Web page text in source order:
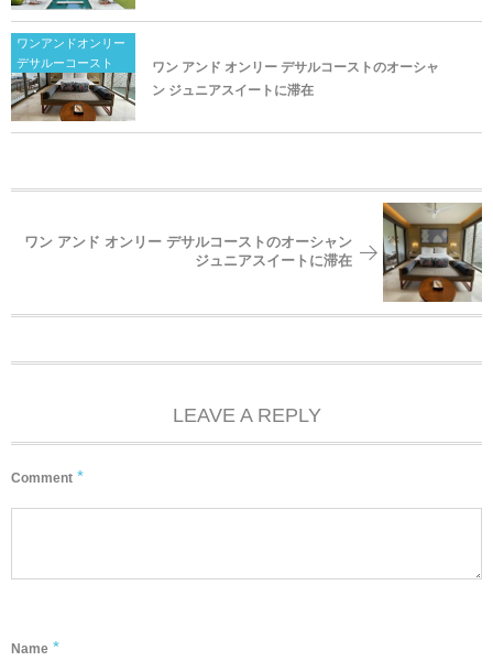
ワンアンドオンリー
デサルーコースト
ワン アンド オンリー デサルコーストのオーシャ
ン ジュニアスイートに滞在
ワン アンド オンリー デサルコーストのオーシャン
ジュニアスイートに滞在
LEAVE A REPLY
Comment *
Name *